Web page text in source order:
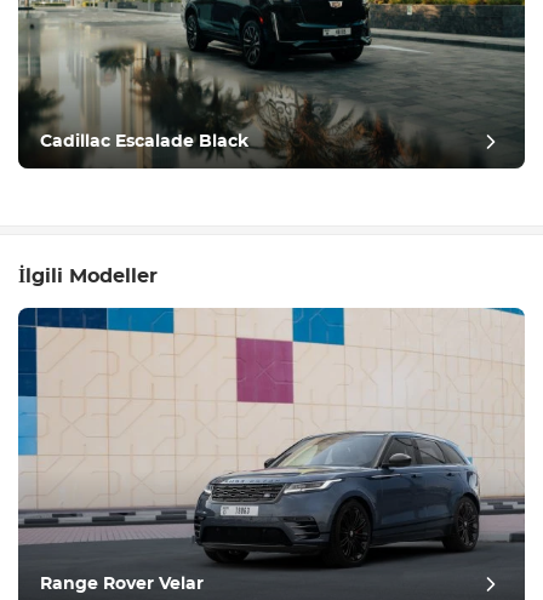
Cadillac Escalade Black
İlgili Modeller
Range Rover Velar